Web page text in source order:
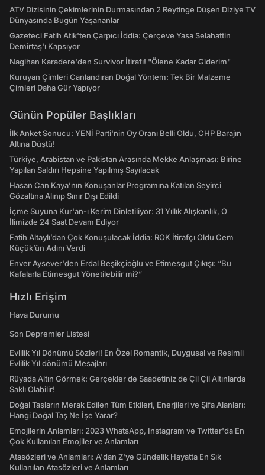
ATV Dizisinin Çekimlerinin Durmasından 2 Reytinge Düşen Diziye TV
Dünyasında Bugün Yaşananlar
Gazeteci Fatih Atik'ten Çarpıcı İddia: Çerçeve Yasa Selahattin
Demirtaş'ı Kapsıyor
Nagihan Karadere'den Survivor İtirafı! "Ölene Kadar Giderim"
Kuruyan Çimleri Canlandıran Doğal Yöntem: Tek Bir Malzeme
Çimleri Daha Gür Yapıyor
Günün Popüler Başlıkları
İlk Anket Sonucu: YENİ Parti'nin Oy Oranı Belli Oldu, CHP Barajın
Altına Düştü!
Türkiye, Arabistan ve Pakistan Arasında Mekke Anlaşması: Birine
Yapılan Saldırı Hepsine Yapılmış Sayılacak
Hasan Can Kaya’nın Konuşanlar Programına Katılan Seyirci
Gözaltına Alınıp Sınır Dışı Edildi
İçme Suyuna Kur'an-ı Kerim Dinletiliyor: 31 Yıllık Alışkanlık, O
İlimizde 24 Saat Devam Ediyor
Fatih Altaylı’dan Çok Konuşulacak İddia: ROK İtirafçı Oldu Cem
Küçük’ün Adını Verdi
Enver Aysever'den Erdal Beşikçioğlu ve Etimesgut Çıkışı: “Bu
Kafalarla Etimesgut Yönetilebilir mi?”
Hızlı Erişim
Hava Durumu
Son Depremler Listesi
Evlilik Yıl Dönümü Sözleri! En Özel Romantik, Duygusal ve Resimli
Evlilik Yıl dönümü Mesajları
Rüyada Altın Görmek: Gerçekler de Saadetiniz de Çil Çil Altınlarda
Saklı Olabilir!
Doğal Taşların Merak Edilen Tüm Etkileri, Enerjileri ve Şifa Alanları:
Hangi Doğal Taş Ne İşe Yarar?
Emojilerin Anlamları: 2023 WhatsApp, Instagram ve Twitter'da En
Çok Kullanılan Emojiler ve Anlamları
Atasözleri ve Anlamları: A'dan Z'ye Gündelik Hayatta En Sık
Kullanılan Atasözleri ve Anlamları